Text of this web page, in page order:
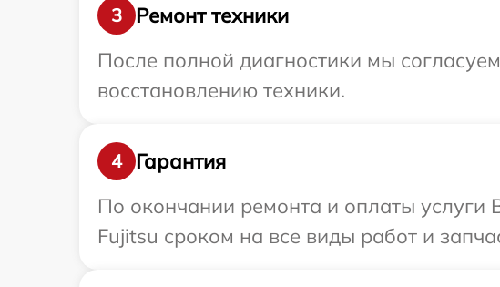
3
Ремонт техники
После полной диагностики мы
восстановлению техники.
4
Гарантия
По окончании ремонта и оплаты
Fujitsu сроком на все виды работ и